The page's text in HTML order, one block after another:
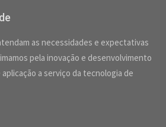
as necessidades e expectativas
pela inovação e desenvolvimento
a serviço da tecnologia de